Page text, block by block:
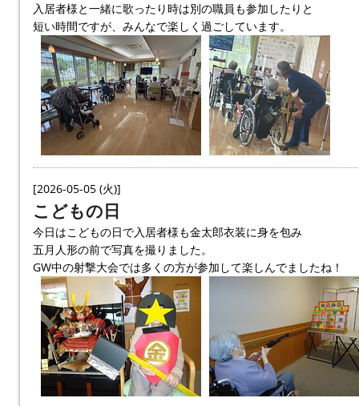
入居者様と一緒に歌ったり時は別の職員も参加したりと
短い時間ですが、みんなで楽しく過ごしています。
[2026-05-05 (火)]
こどもの日
今日はこどもの日で入居者様も金太郎衣装に身を包み
五月人形の前で写真を撮りました。
GW中の射撃大会では多くの方が参加して楽しんでましたね！